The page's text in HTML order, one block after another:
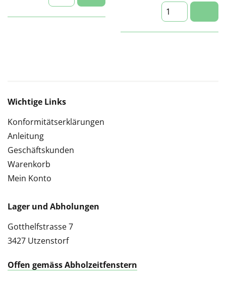
Wichtige Links
Konformitätserklärungen
Anleitung
Geschäftskunden
Warenkorb
Mein Konto
Lager und Abholungen
Gotthelfstrasse 7
3427 Utzenstorf
Offen gemäss Abholzeitfenstern